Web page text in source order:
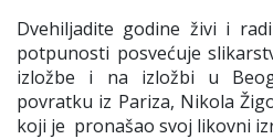
Dvehiljadite godine živi i
potpunosti posvećuje
izložbe i na izložbi u
povratku iz Pariza, Nikola
koji je pronašao svoj likovni